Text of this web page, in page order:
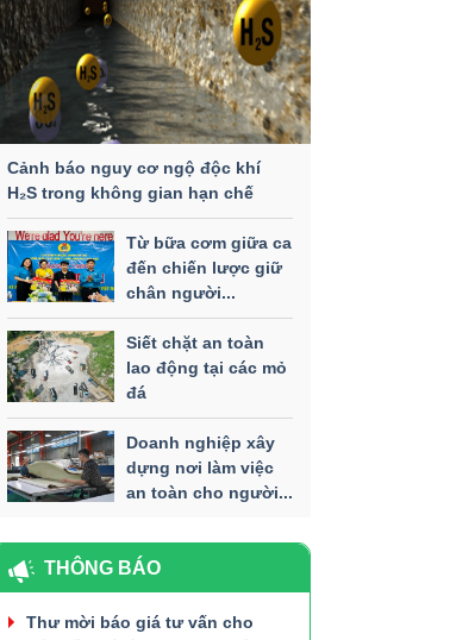
Cảnh báo nguy cơ ngộ độc khí
H₂S trong không gian hạn chế
Từ bữa cơm giữa ca
đến chiến lược giữ
chân người...
Siết chặt an toàn
lao động tại các mỏ
đá
Doanh nghiệp xây
dựng nơi làm việc
an toàn cho người...
THÔNG BÁO
Thư mời báo giá tư vấn cho